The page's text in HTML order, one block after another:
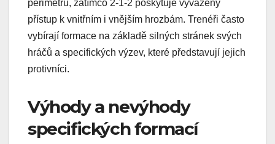
perimetru, zatímco 2-1-2 poskytuje vyvážený
přístup k vnitřním i vnějším hrozbám. Trenéři často
vybírají formace na základě silných stránek svých
hráčů a specifických výzev, které představují jejich
protivníci.
Výhody a nevýhody
specifických formací